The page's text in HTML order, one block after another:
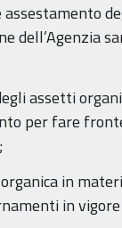
dell’Agenzia
assetti
per fare
in
in